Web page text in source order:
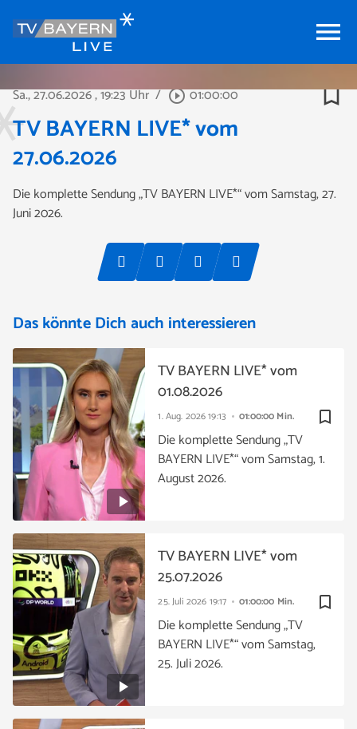
menu
Sa., 27.06.2026, 19:23 Uhr / play_circle_outline01:00:00 bookmark_border
TV BAYERN LIVE* vom
27.06.2026
Die komplette Sendung „TV BAYERN LIVE*“ vom Samstag, 27.
Juni 2026.
Das könnte Dich auch interessieren
bookmark_border
1. Aug. 202619:13 01:00:00 Min.
TV BAYERN LIVE* vom
01.08.2026
Die komplette Sendung „TV
BAYERN LIVE*“ vom Samstag, 1.
August 2026.
bookmark_border
25. Juli 2026 19:17 01:00:00 Min.
TV BAYERN LIVE* vom
25.07.2026
Die komplette Sendung „TV
BAYERN LIVE*“ vom Samstag,
25. Juli 2026.